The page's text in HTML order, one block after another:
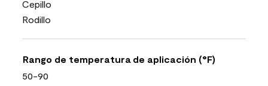
Cepillo
Rodillo
Rango de temperatura de aplicación (°F)
50-90